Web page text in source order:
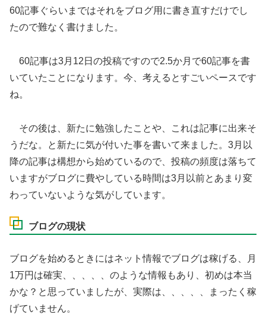
60記事ぐらいまではそれをブログ用に書き直すだけでし
たので難なく書けました。
60記事は3月12日の投稿ですので2.5か月で60記事を書
いていたことになります。今、考えるとすごいペースです
ね。
その後は、新たに勉強したことや、これは記事に出来そ
うだな。と新たに気が付いた事を書いて来ました。3月以
降の記事は構想から始めているので、投稿の頻度は落ちて
いますがブログに費やしている時間は3月以前とあまり変
わっていないような気がしています。
ブログの現状
ブログを始めるときにはネット情報でブログは稼げる、月
1万円は確実、、、、、のような情報もあり、初めは本当
かな？と思っていましたが、実際は、、、、、まったく稼
げていません。